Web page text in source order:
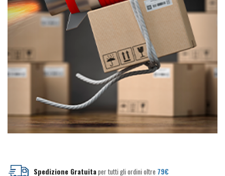
Spedizione Gratuitaper tutti gli ordini oltre 79€